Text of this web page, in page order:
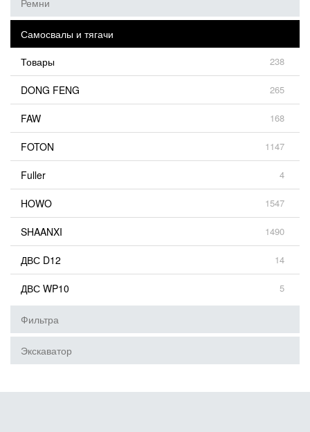
Ремни
Самосвалы и тягачи
Товары
238
DONG FENG 265
FAW 168
FOTON 1147
Fuller 4
HOWO 1547
SHAANXI 1490
ДВС D12 14
ДВС WP10 5
Фильтра
Экскаватор